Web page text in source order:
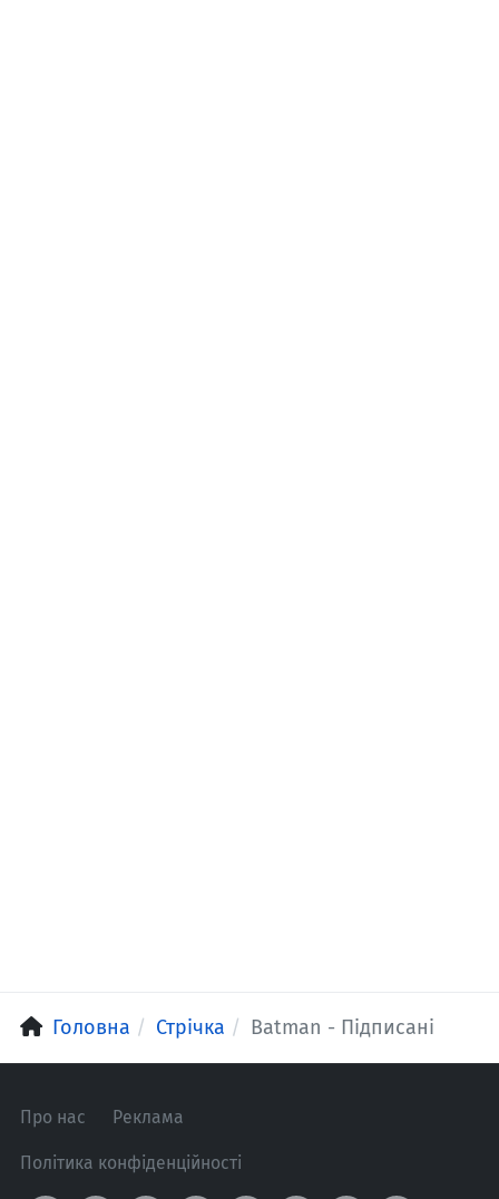
Головна Стрічка Batman - Підписані
Про нас Реклама
Політика конфіденційності